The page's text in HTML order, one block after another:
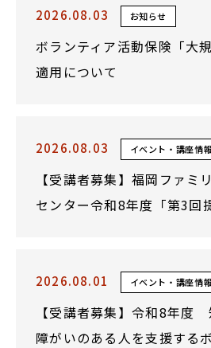
2026.08.03 お知らせ
ボランティア活動保険「大
適用について
2026.08.03 イベント・講座情報
【受講者募集】福岡ファミ
センター令和8年度「第3回
2026.08.01 イベント・講座情報
【受講者募集】令和8年度
障がいのある人を支援する